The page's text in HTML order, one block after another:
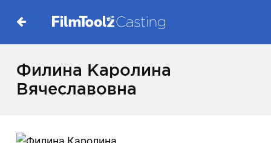
Филина Каролина
Вячеславовна